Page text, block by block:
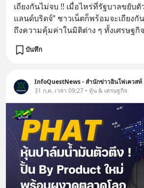
เถียงกันไม่จบ !! เมื่อไหร่ที่รัฐบาลขยับตั
แลนด์บริดจ์” ชาวเน็ตก็พร้อมจะเถียงกั
ถึงความคุ้มค่าในมิติต่าง ๆ ทั้งเศรษฐกิจ
บันทึก
InfoQuestNews - สำนักข่าวอินโฟเควสท์
31 ก.ค. เวลา 09:27 • หุ้น & เศรษฐกิจ